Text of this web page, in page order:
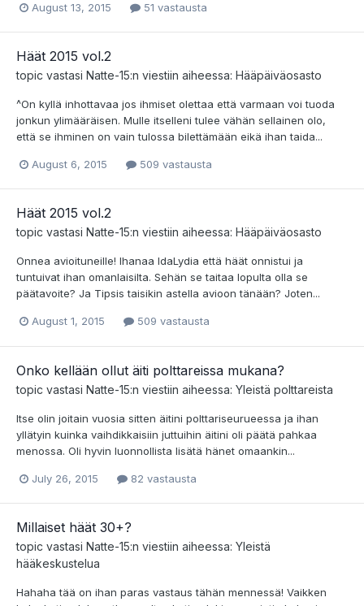
August 13, 2015 51 vastausta
Häät 2015 vol.2
topic vastasi Natte-15:n viestiin aiheessa: Hääpäiväosasto
^On kyllä inhottavaa jos ihmiset olettaa että varmaan voi tuoda
jonkun ylimääräisen. Mulle itselleni tulee vähän sellainen olo,
että se ihminen on vain tulossa bilettämään eikä ihan taida...
August 6, 2015 509 vastausta
Häät 2015 vol.2
topic vastasi Natte-15:n viestiin aiheessa: Hääpäiväosasto
Onnea avioituneille! Ihanaa IdaLydia että häät onnistui ja
tuntuivat ihan omanlaisilta. Sehän se taitaa lopulta olla se
päätavoite? Ja Tipsis taisikin astella avioon tänään? Joten...
August 1, 2015 509 vastausta
Onko kellään ollut äiti polttareissa mukana?
topic vastasi Natte-15:n viestiin aiheessa: Yleistä polttareista
Itse olin joitain vuosia sitten äitini polttariseurueessa ja ihan
yllätyin kuinka vaihdikkaisiin juttuihin äitini oli päätä pahkaa
menossa. Oli hyvin luonnollista lisätä hänet omaankin...
July 26, 2015 82 vastausta
Millaiset häät 30+?
topic vastasi Natte-15:n viestiin aiheessa: Yleistä
hääkeskustelua
Hahaha tää on ihan paras vastaus tähän mennessä! Vaikken